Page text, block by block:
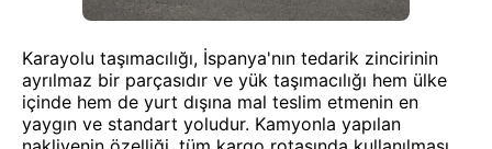
Karayolu taşımacılığı, İspanya'nın tedarik zincirinin
ayrılmaz bir parçasıdır ve yük taşımacılığı hem ülke
içinde hem de yurt dışına mal teslim etmenin en
yaygın ve standart yoludur. Kamyonla yapılan